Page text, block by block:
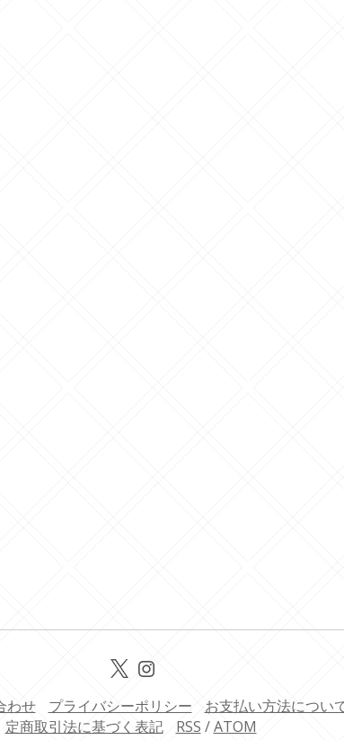
わせ プライバシーポリシー お支払い方法につい
定商取引法に基づく表記
RSS /ATOM